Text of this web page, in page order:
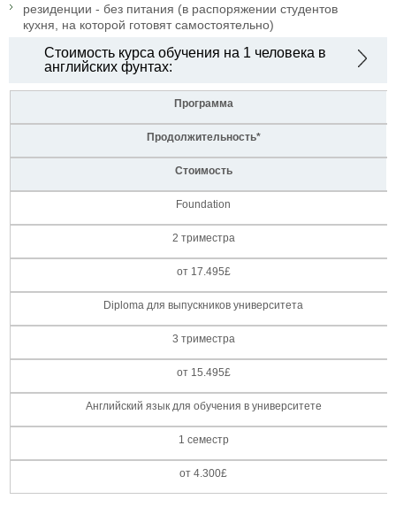
резиденции - без питания (в распоряжении студентов
кухня, на которой готовят самостоятельно)
Стоимость курса обучения на 1 человека в
английских фунтах:
Программа
Продолжительность*
Стоимость
Foundation
2 триместра
от 17.495£
Diploma для выпускников университета
3 триместра
от 15.495£
Английский язык для обучения в университете
1 семестр
от 4.300£